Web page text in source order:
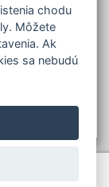
údajov
chodu
Môžete
Ak
sa nebudú